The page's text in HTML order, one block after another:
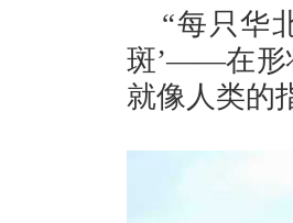
“每只华
斑’——在形
就像人类的